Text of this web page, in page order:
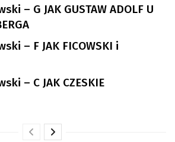
– G JAK GUSTAW ADOLF U
– F JAK FICOWSKI i
– C JAK CZESKIE